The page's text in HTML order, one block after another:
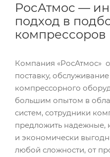
РосАтмос —
подход в
компрессоров
Компания «РосАтмос»
поставку,
компрессорного
большим опытом в
систем, сотрудники
предложить надежные,
и экономически
любой сложности, от